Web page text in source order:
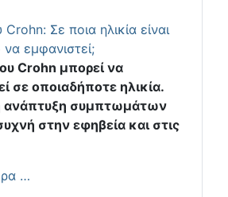
Σε ποια ηλικία είναι
να εμφανιστεί;
Crohn μπορεί να
σε οποιαδήποτε ηλικία.
ανάπτυξη συμπτωμάτων
στην εφηβεία και στις
…